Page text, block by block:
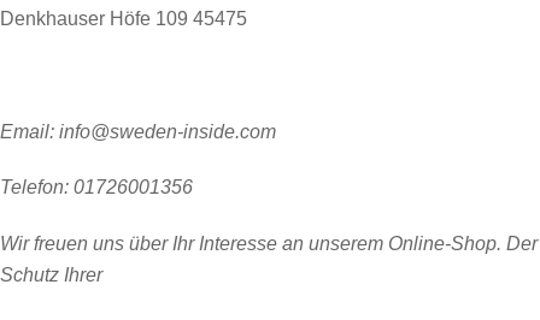
Denkhauser Höfe 109 45475
Email: info@sweden-inside.com
Telefon: 01726001356
Wir freuen uns über Ihr Interesse an unserem Online-Shop. Der
Schutz Ihrer